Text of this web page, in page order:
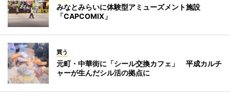
みなとみらいに体験型アミューズメント施設
「CAPCOMIX」
買う
元町・中華街に「シール交換カフェ」 平成カルチ
ャーが生んだシル活の拠点に